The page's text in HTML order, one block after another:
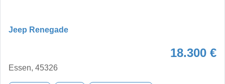
Jeep Renegade
18.300 €
Essen, 45326